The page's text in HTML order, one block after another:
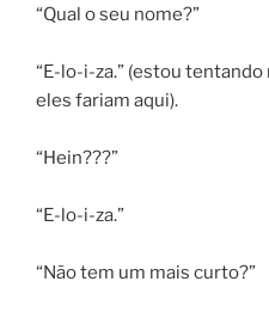
“Qual o seu nome?”
“E-lo-i-za.” (estou
eles fariam aqui).
“Hein???”
“E-lo-i-za.”
“Não tem um mais curto?”